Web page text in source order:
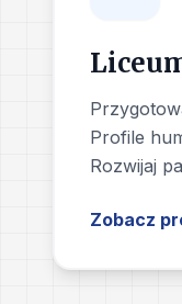
Profile
Rozwijaj
Zobacz